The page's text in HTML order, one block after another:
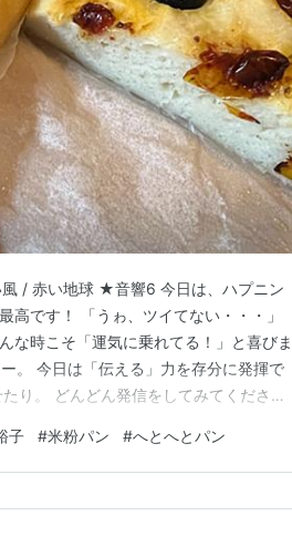
/ 赤い地球 ★音響6 今日は、ハプニン
高です！ 「うゎ、ツイてない・・・」
な時こそ「運気に乗れてる！」と喜びま
。 今日は「伝える」力を存分に発揮で
り。 どんどん発信をしてみてくださ
う。 特に、大切に思っている人ととこ
子 #米粉パン #へとへとパン